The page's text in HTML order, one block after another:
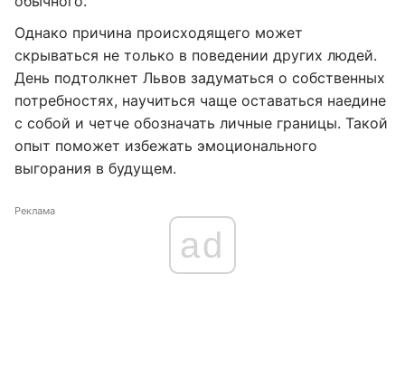
Однако причина происходящего может
скрываться не только в поведении других людей.
День подтолкнет Львов задуматься о собственных
потребностях, научиться чаще оставаться наедине
с собой и четче обозначать личные границы. Такой
опыт поможет избежать эмоционального
выгорания в будущем.
Реклама
ad